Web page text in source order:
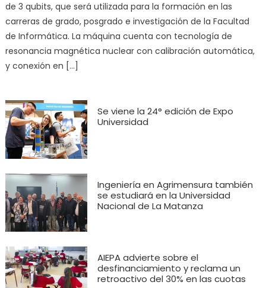
de 3 qubits, que será utilizada para la formación en las
carreras de grado, posgrado e investigación de la Facultad
de Informática. La máquina cuenta con tecnología de
resonancia magnética nuclear con calibración automática,
y conexión en […]
Se viene la 24° edición de Expo
Universidad
Ingeniería en Agrimensura también
se estudiará en la Universidad
Nacional de La Matanza
AIEPA advierte sobre el
desfinanciamiento y reclama un
retroactivo del 30% en las cuotas